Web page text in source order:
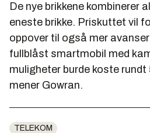
De nye brikkene kombinerer
eneste brikke. Priskuttet vil
oppover til også mer
fullblåst smartmobil med
muligheter burde koste
mener Gowran.
TELEKOM